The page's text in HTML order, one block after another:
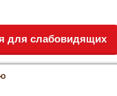
для слабовидящих